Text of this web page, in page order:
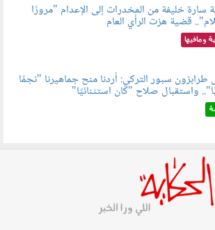
سارة خليفة من المخدرات إلى الإعدام "مرورًا
قضية هزت الرأي العام
ومافيها
طرابزون سبور التركي: أردنا منح جماهيرنا "نجمًا
واستقبال صلاح "كان استثنائيًا"